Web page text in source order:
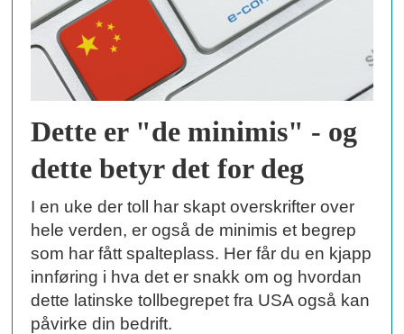
Dette er "de minimis" - og
dette betyr det for deg
I en uke der toll har skapt overskrifter over
hele verden, er også de minimis et begrep
som har fått spalteplass. Her får du en kjapp
innføring i hva det er snakk om og hvordan
dette latinske tollbegrepet fra USA også kan
påvirke din bedrift.